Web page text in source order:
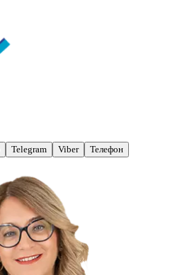
Telegram Viber Телефон